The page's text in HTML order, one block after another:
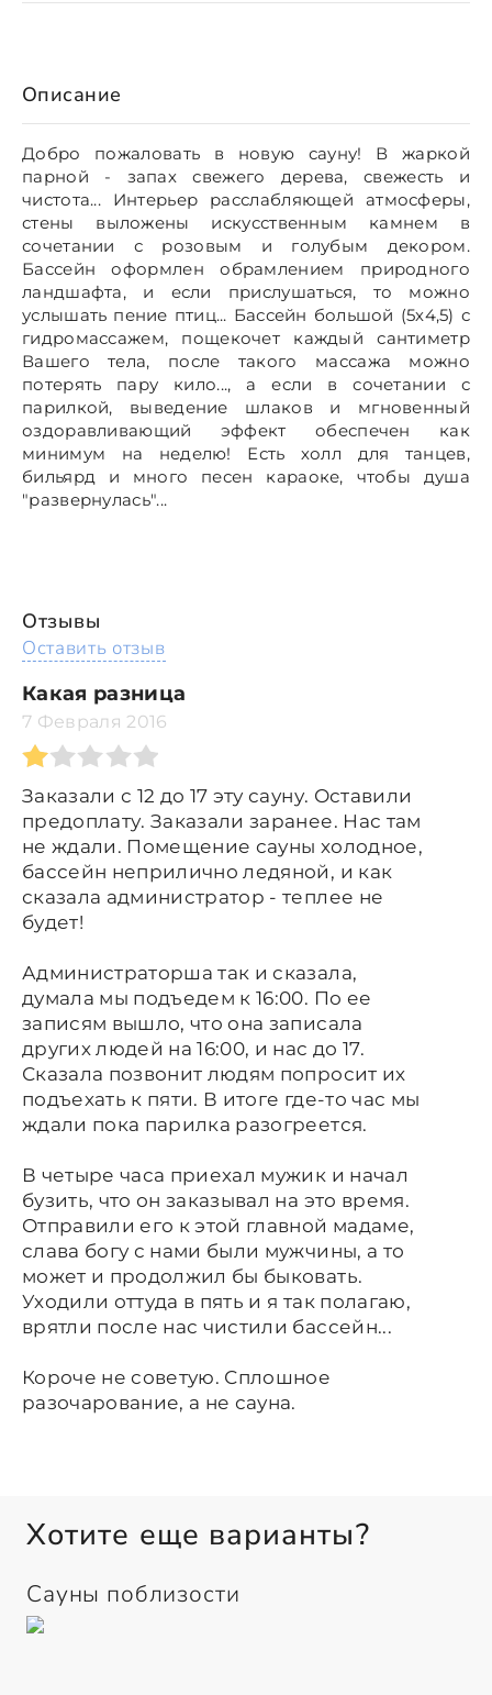
Описание
Добро пожаловать в новую сауну! В жаркой
парной - запах свежего дерева, свежесть и
чистота... Интерьер расслабляющей атмосферы,
стены выложены искусственным камнем в
сочетании с розовым и голубым декором.
Бассейн оформлен обрамлением природного
ландшафта, и если прислушаться, то можно
услышать пение птиц... Бассейн большой (5х4,5) с
гидромассажем, пощекочет каждый сантиметр
Вашего тела, после такого массажа можно
потерять пару кило..., а если в сочетании с
парилкой, выведение шлаков и мгновенный
оздоравливающий эффект обеспечен как
минимум на неделю! Есть холл для танцев,
бильярд и много песен караоке, чтобы душа
"развернулась"...
Отзывы
Оставить отзыв
Какая разница
7 Февраля 2016
Заказали с 12 до 17 эту сауну. Оставили
предоплату. Заказали заранее. Нас там
не ждали. Помещение сауны холодное,
бассейн неприлично ледяной, и как
сказала администратор - теплее не
будет!
Администраторша так и сказала,
думала мы подъедем к 16:00. По ее
записям вышло, что она записала
других людей на 16:00, и нас до 17.
Сказала позвонит людям попросит их
подъехать к пяти. В итоге где-то час мы
ждали пока парилка разогреется.
В четыре часа приехал мужик и начал
бузить, что он заказывал на это время.
Отправили его к этой главной мадаме,
слава богу с нами были мужчины, а то
может и продолжил бы быковать.
Уходили оттуда в пять и я так полагаю,
врятли после нас чистили бассейн...
Короче не советую. Сплошное
разочарование, а не сауна.
Хотите еще варианты?
Сауны поблизости